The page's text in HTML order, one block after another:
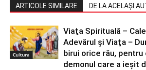
ARTICOLE SIMILARE DE LA ACELAȘI
Cultura
Viaţa Spirituală –
Adevărul şi Viaţa –
birui orice rău,
demonul care a ieșit